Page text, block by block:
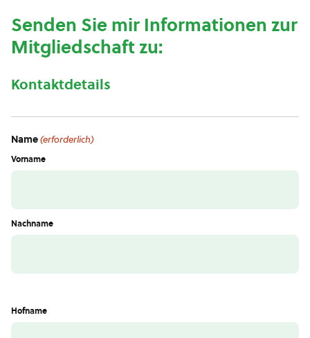
Senden Sie mir Informationen zur
Mitgliedschaft zu:
Kontaktdetails
Name(erforderlich)
Vorname
Nachname
Hofname